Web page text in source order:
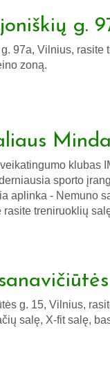
g.
97a, Vilnius, rasite
zoną.
klubas
sporto
aplinka - Nemuno
rasite treniruoklių
g. 15, Vilnius,
salę, X-fit salę,